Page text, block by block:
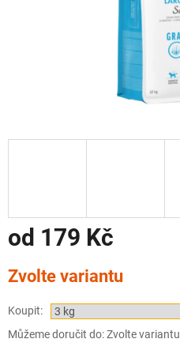
od 179 Kč
cena:
Zvolte variantu
Koupit:
Můžeme doručit do:Zvolte variantu